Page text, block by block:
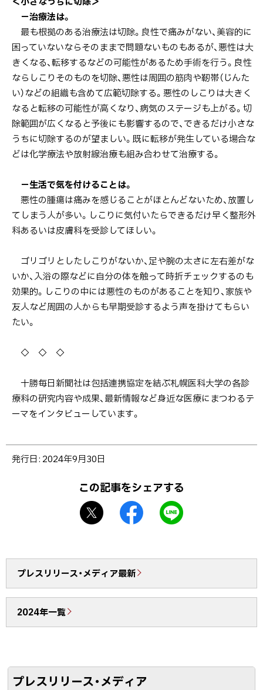
－治療法は。
最も根拠のある治療法は切除。良性で痛みがない、美容的に
困っていないならそのままで問題ないものもあるが、悪性は大
きくなる、転移するなどの可能性があるため手術を行う。良性
ならしこりそのものを切除、悪性は周囲の筋肉や靭帯（じんた
い）などの組織も含めて広範切除する。悪性のしこりは大きく
なると転移の可能性が高くなり、病気のステージも上がる。切
除範囲が広くなると予後にも影響するので、できるだけ小さな
うちに切除するのが望ましい。既に転移が発生している場合な
どは化学療法や放射線治療も組み合わせて治療する。
－生活で気を付けることは。
悪性の腫瘍は痛みを感じることがほとんどないため、放置し
てしまう人が多い。しこりに気付いたらできるだけ早く整形外
科あるいは皮膚科を受診してほしい。
ゴリゴリとしたしこりがないか、足や腕の太さに左右差がな
いか、入浴の際などに自分の体を触って時折チェックするのも
効果的。しこりの中には悪性のものがあることを知り、家族や
友人など周囲の人からも早期受診するよう声を掛けてもらい
たい。
◇ ◇ ◇
十勝毎日新聞社は包括連携協定を結ぶ札幌医科大学の各診
療科の研究内容や成果、最新情報など身近な医療にまつわるテ
ーマをインタビューしています。
ト
ッ
発行日: 2024年9月30日
この記事をシェアする
o
o
シ
送
る
プレスリリース・メディア最新
2024年一覧
プレスリリース・メディア